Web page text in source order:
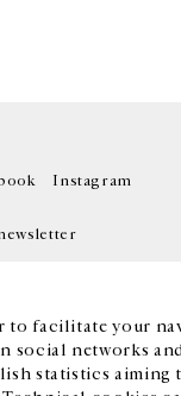
to facilitate your
social networks
statistics aiming
Instagram